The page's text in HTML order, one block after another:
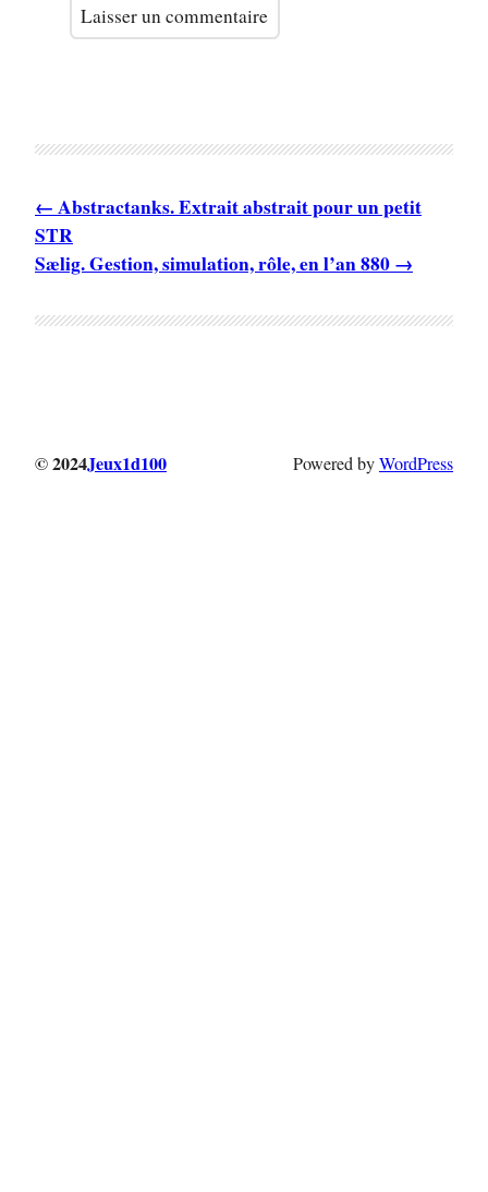
Abstractanks. Extrait abstrait pour un petit
STR
Sælig. Gestion, simulation, rôle, en l’an 880
© 2024Jeux1d100 Powered byWordPress